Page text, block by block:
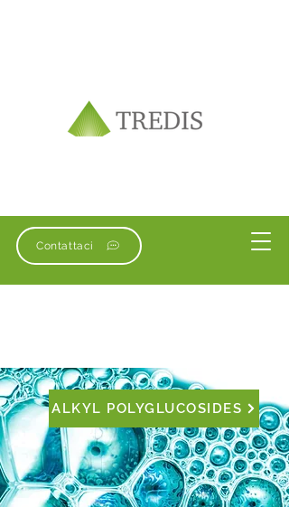
Contattaci
ALKYL POLYGLUCOSIDES